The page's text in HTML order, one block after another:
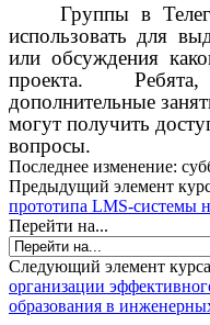
Группы в
использовать для
или обсуждения
проекта.
дополнительные
могут получить
вопросы.
Последнее изменение:
Предыдущий элемент
прототипа LMS-системы
Перейти на...
Следующий элемент курса
организации
образования в